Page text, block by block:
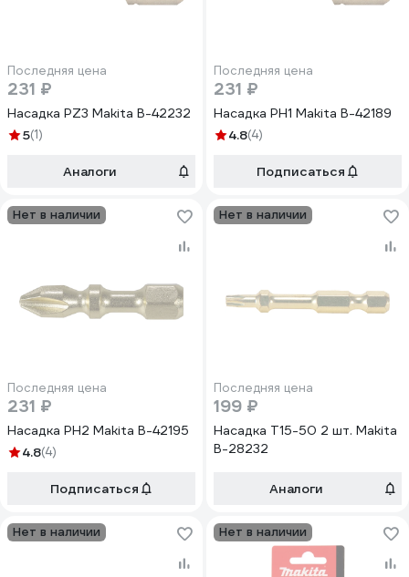
Последняя цена
231 ₽
Насадка PZ3 Makita B-42232
5(1)
Аналоги
Последняя цена
231 ₽
Насадка PH1 Makita B-42189
4.8(4)
Подписаться
Нет в наличии
Последняя цена
231 ₽
Насадка PH2 Makita B-42195
4.8(4)
Подписаться
Нет в наличии
Последняя цена
199 ₽
Насадка T15-50 2 шт. Makita
B-28232
Аналоги
Нет в наличии Нет в наличии